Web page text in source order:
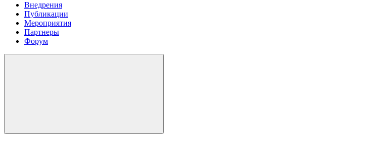
Внедрения
Публикации
Мероприятия
Партнеры
Форум